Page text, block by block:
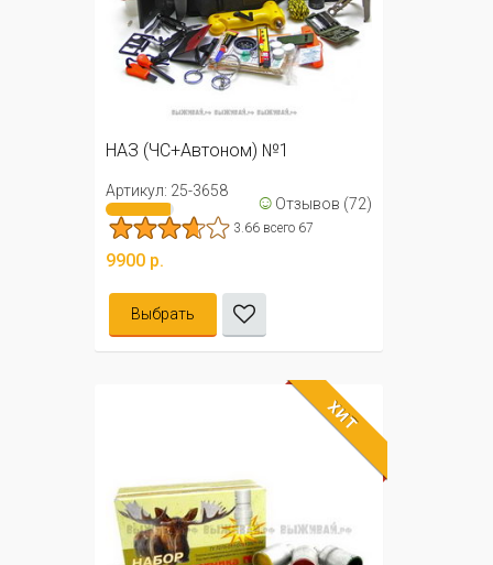
НАЗ (ЧС+Автоном) №1
Артикул: 25-3658 ☺ Отзывов (72)
3.66 всего 67
9900 р.
Выбрать
ХИТ